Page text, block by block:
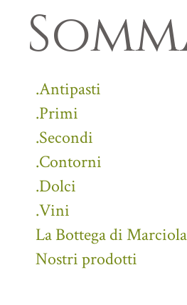
.Antipasti
.Primi
.Secondi
.Contorni
.Dolci
.Vini
La Bottega di Marciola
Nostri prodotti